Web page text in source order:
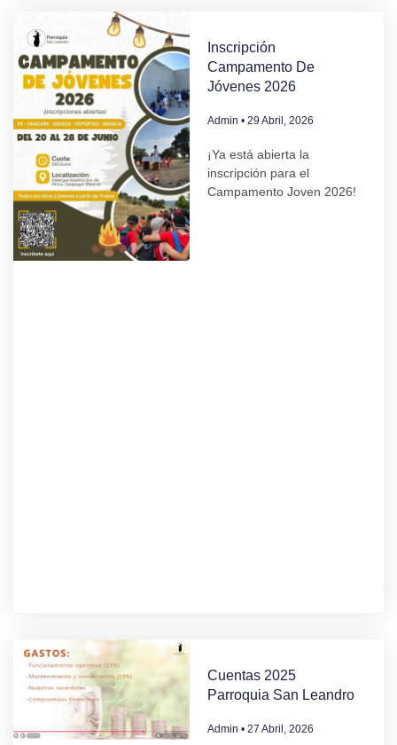
Inscripción
Campamento De
Jóvenes 2026
Admin 29 Abril, 2026
¡Ya está abierta la
inscripción para el
Campamento Joven 2026!
Cuentas 2025
Parroquia San Leandro
Admin 27 Abril, 2026